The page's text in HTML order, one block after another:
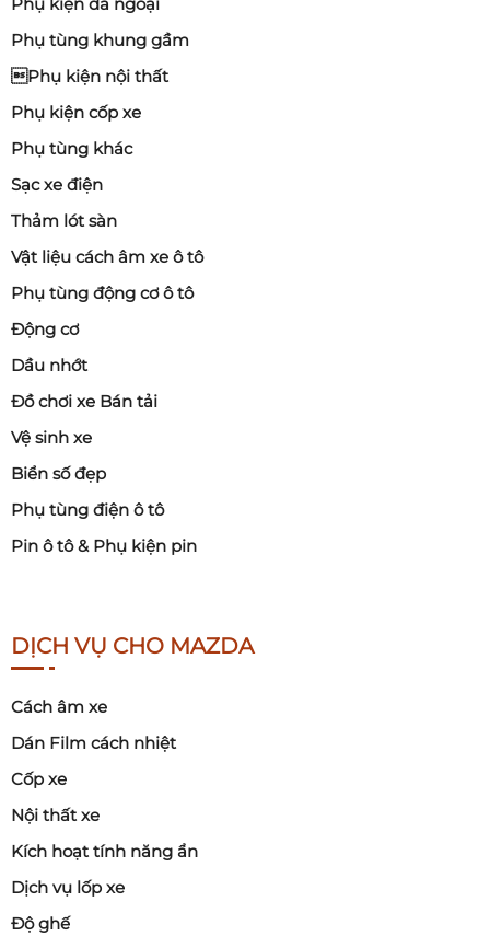
Phụ tùng khung gầm
Phụ kiện nội thất
Phụ kiện cốp xe
Phụ tùng khác
Sạc xe điện
Thảm lót sàn
Vật liệu cách âm xe ô tô
Phụ tùng động cơ ô tô
Động cơ
Dầu nhớt
Đồ chơi xe Bán tải
Vệ sinh xe
Biển số đẹp
Phụ tùng điện ô tô
Pin ô tô & Phụ kiện pin
DỊCH VỤ CHO MAZDA
Cách âm xe
Dán Film cách nhiệt
Cốp xe
Nội thất xe
Kích hoạt tính năng ẩn
Dịch vụ lốp xe
Độ ghế